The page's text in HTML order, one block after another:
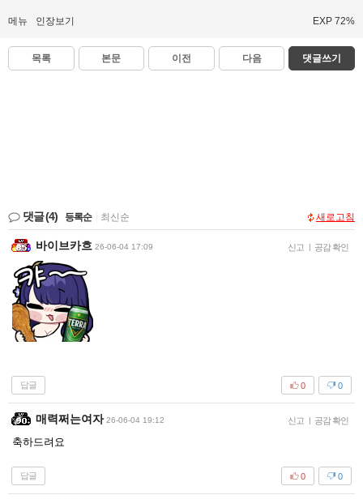
메뉴 인장보기 EXP 72%
목록 본문 이전 다음 댓글쓰기
댓글(4) 등록순 최신순 새로고침
바이브카흐 26-06-04 17:09 신고 | 공감 확인
답글 0
0
매력쩌는여자 26-06-04 19:12 신고 | 공감 확인
축하드려요
답글 0
0